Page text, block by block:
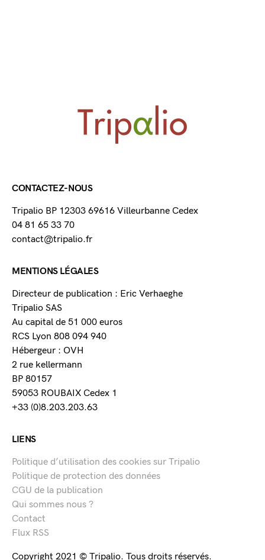
CONTACTEZ-NOUS
Tripalio BP 12303 69616 Villeurbanne Cedex
04 81 65 33 70
contact@tripalio.fr
MENTIONS LÉGALES
Directeur de publication : Eric Verhaeghe
Tripalio SAS
Au capital de 51 000 euros
RCS Lyon 808 094 940
Hébergeur : OVH
2 rue kellermann
BP 80157
59053 ROUBAIX Cedex 1
+33 (0)8.203.203.63
LIENS
Politique d’utilisation des cookies sur Tripalio
Politique de protection des données
CGU de la publication
Qui sommes nous ?
Contact
Flux RSS
Copyright 2021 © Tripalio. Tous droits réservés.